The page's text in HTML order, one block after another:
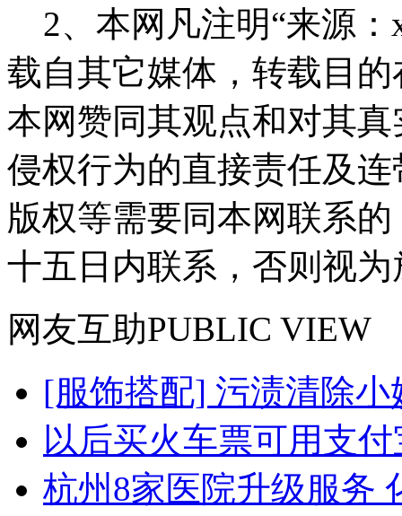
2、本网凡注明“来源：
载自其它媒体，转载目
本网赞同其观点和对其
侵权行为的直接责任及
版权等需要同本网联系
十五日内联系，否则视
网友互助PUBLIC VIEW
[服饰搭配] 污渍清除小
以后买火车票可用支
杭州8家医院升级服务